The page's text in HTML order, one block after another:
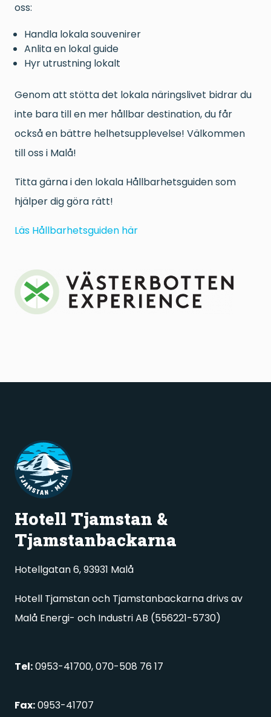
oss:
Handla lokala souvenirer
Anlita en lokal guide
Hyr utrustning lokalt
Genom att stötta det lokala näringslivet bidrar du
inte bara till en mer hållbar destination, du får
också en bättre helhetsupplevelse! Välkommen
till oss i Malå!
Titta gärna i den lokala Hållbarhetsguiden som
hjälper dig göra rätt!
Läs Hållbarhetsguiden här
Hotell Tjamstan &
Tjamstanbackarna
Hotellgatan 6, 93931 Malå
Hotell Tjamstan och Tjamstanbackarna drivs av
Malå Energi- och Industri AB (556221-5730)
Tel:0953-41700, 070-508 76 17
Fax:0953-41707